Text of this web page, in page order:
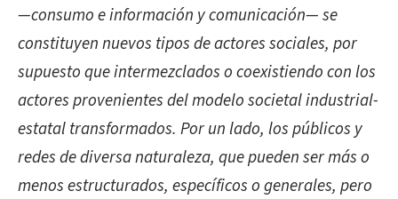
—consumo e información y comunicación— se
constituyen nuevos tipos de actores sociales, por
supuesto que intermezclados o coexistiendo con los
actores provenientes del modelo societal industrial-
estatal transformados. Por un lado, los públicos y
redes de diversa naturaleza, que pueden ser más o
menos estructurados, específicos o generales, pero